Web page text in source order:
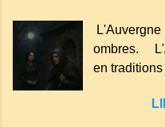
Pas de
sucre un
g de
cerises
séchez-les
ombres.
en
marqué